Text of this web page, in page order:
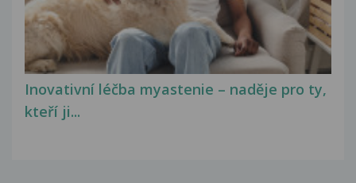
Inovativní léčba myastenie – naděje pro ty,
kteří ji...